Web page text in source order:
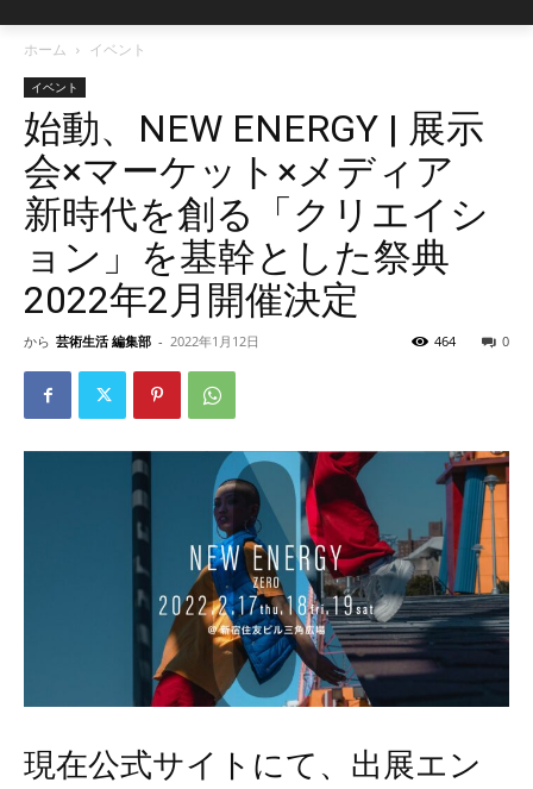
ホーム イベント
イベント
始動、NEW ENERGY | 展示
会×マーケット×メディア
新時代を創る「クリエイシ
ョン」を基幹とした祭典
2022年2月開催決定
から 芸術生活 編集部 - 2022年1月12日 0
464
現在公式サイトにて、出展エン